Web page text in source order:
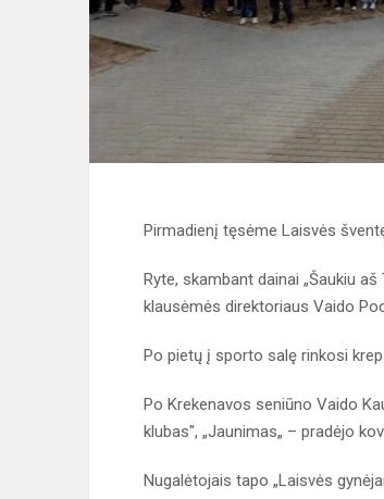
Pirmadienį tęsėme Laisvės
Ryte, skambant dainai „Šaukiu
klausėmės direktoriaus Vaido
Po pietų į sporto salę rinkosi
Po Krekenavos seniūno Vaido
klubas", „Jaunimas„ – pradėjo
Nugalėtojais tapo „Laisvės